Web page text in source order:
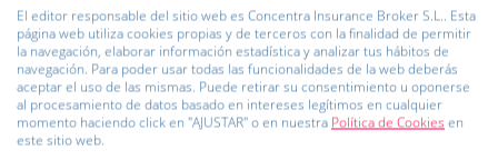
Anterior Siguiente
El editor responsable del sitio web es Concentra Insurance Broker S.L.. Esta
página web utiliza cookies propias y de terceros con la finalidad de permitir
la navegación, elaborar información estadística y analizar tus hábitos de
navegación. Para poder usar todas las funcionalidades de la web deberás
aceptar el uso de las mismas. Puede retirar su consentimiento u oponerse
al procesamiento de datos basado en intereses legítimos en cualquier
momento haciendo click en "AJUSTAR" o en nuestra Política de Cookies en
este sitio web.